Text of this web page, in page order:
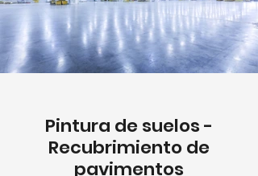
Pintura de suelos -
Recubrimiento de
pavimentos